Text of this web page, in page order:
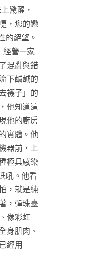
驚醒，
，您的戀
的絕望。
經營一家
混亂與錯
下鹹鹹的
襪子」的
他知道這
他的廚房
實體。他
器前，上
極具感染
吼。他看
，就是純
，彈珠臺
像彩虹一
身肌肉、
經用